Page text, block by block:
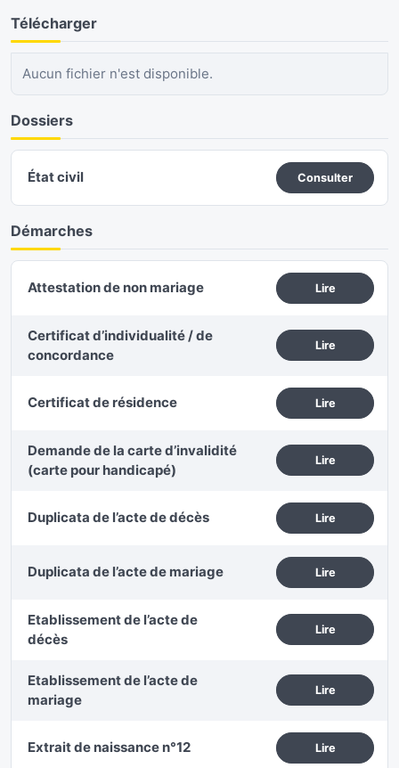
Télécharger
Aucun fichier n'est disponible.
Dossiers
État civil Consulter
Démarches
Attestation de non mariage Lire
Certificat d’individualité / de
concordance
Lire
Certificat de résidence Lire
Demande de la carte d’invalidité
(carte pour handicapé)
Lire
Duplicata de l’acte de décès Lire
Duplicata de l’acte de mariage Lire
Etablissement de l’acte de
décès
Lire
Etablissement de l’acte de
mariage
Lire
Extrait de naissance n°12 Lire